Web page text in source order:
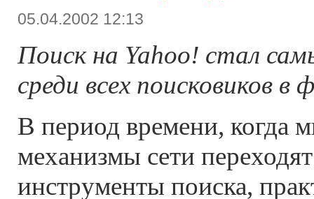
05.04.2002 12:13
Поиск на Yahoo! стал
среди всех поисковиков в
В период времени, когда
механизмы сети
инструменты поиска,